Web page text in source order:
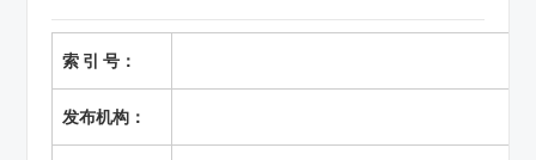
索 引 号：
发布机构：